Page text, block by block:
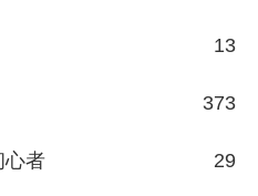
13
373
心者 29